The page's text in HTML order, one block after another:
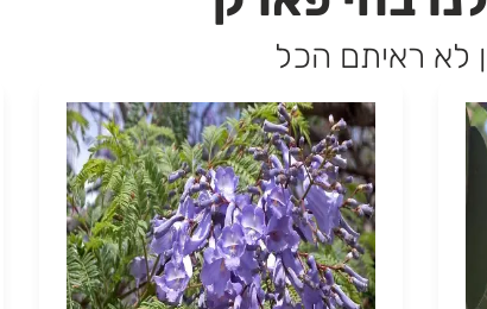
לא ראיתם הכל